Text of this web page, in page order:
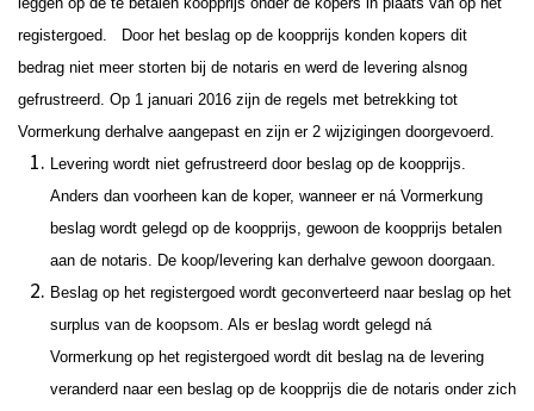
registergoed.
Door het beslag op de koopprijs konden kopers dit
bedrag niet meer storten bij de notaris en werd de levering alsnog
gefrustreerd. Op 1 januari 2016 zijn de regels met betrekking tot
Vormerkung derhalve aangepast en zijn er 2 wijzigingen doorgevoerd.
Levering wordt niet gefrustreerd door beslag op de koopprijs.
Anders dan voorheen kan de koper, wanneer er ná Vormerkung
beslag wordt gelegd op de koopprijs, gewoon de koopprijs betalen
aan de notaris. De koop/levering kan derhalve gewoon doorgaan.
Beslag op het registergoed wordt geconverteerd naar beslag op het
surplus van de koopsom. Als er beslag wordt gelegd ná
Vormerkung op het registergoed wordt dit beslag na de levering
veranderd naar een beslag op de koopprijs die de notaris onder zich